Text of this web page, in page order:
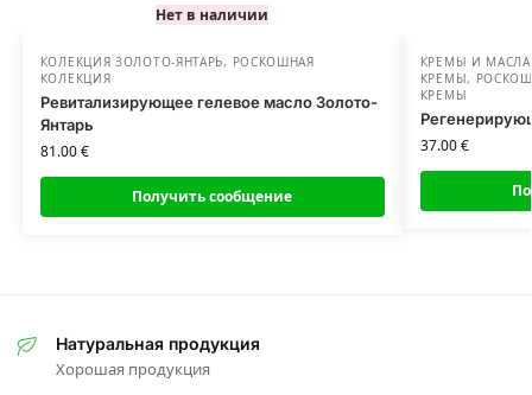
Нет в наличии
КОЛЕКЦИЯ ЗОЛОТО-ЯНТАРЬ, РОСКОШНАЯ
КОЛЕКЦИЯ
Ревитализирующее гелевое масло Золото-
Янтарь
81.00€
Получить сообщение
КРЕМЫ И
КРЕМЫ,
КРЕМЫ
37.00€
Натуральная продукция
Хорошая продукция